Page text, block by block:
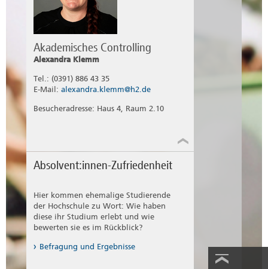
Akademisches Controlling
Alexandra Klemm
Tel.: (0391) 886 43 35
E-Mail: alexandra.klemm@h2.de
Besucheradresse: Haus 4, Raum 2.10
Absolvent:innen-Zufriedenheit
Hier kommen ehemalige Studierende
der Hochschule zu Wort: Wie haben
diese ihr Studium erlebt und wie
bewerten sie es im Rückblick?
Befragung und Ergebnisse